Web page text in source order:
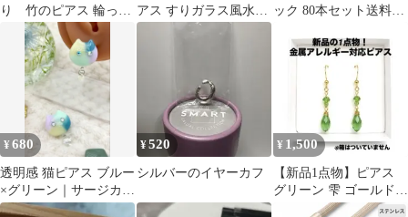
り 竹のピアス 輪っか
ピアス 山吹 竹職人
アス すりガラス風水色
フックピアス
ック 80本セット送料込
¥680
透明感 猫ピアス ブルー
×グリーン｜サージカル
ステンレス316L｜一点
¥520
シルバーのイヤーカフ
¥ 1,500
【新品1点物】ピアス
グリーン 雫 ゴールド
ハンドメイド